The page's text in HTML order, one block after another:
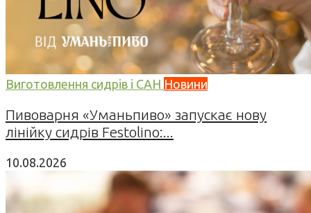
Виготовлення сидрів і САН Новини
Пивоварня «Уманьпиво» запускає нову
лінійку сидрів Festolino:...
10.08.2026